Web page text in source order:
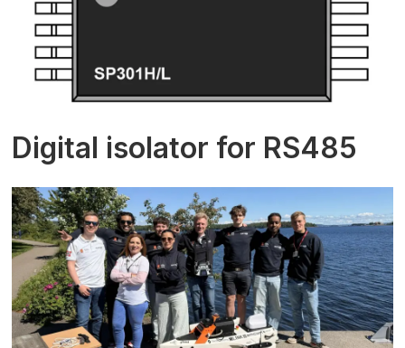
Digital isolator for RS485